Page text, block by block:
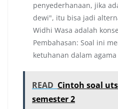
penyederhanaan, jika
dewi", itu bisa jadi
Widhi Wasa adalah
Pembahasan: Soal ini
ketuhanan dalam
READ Cintoh soal
semester 2